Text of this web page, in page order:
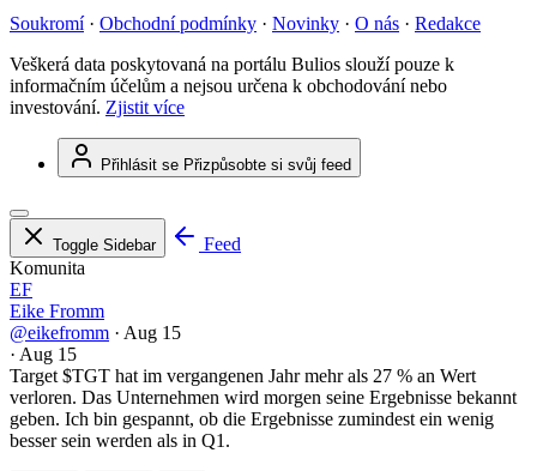
Soukromí · Obchodní podmínky · Novinky · O nás · Redakce
Veškerá data poskytovaná na portálu Bulios slouží pouze k
informačním účelům a nejsou určena k obchodování nebo
investování. Zjistit více
Přihlásit se Přizpůsobte si svůj feed
Toggle Sidebar
Feed
Komunita
EF
Eike Fromm
@eikefromm · Aug 15
· Aug 15
Target $TGT hat im vergangenen Jahr mehr als 27 % an Wert
verloren. Das Unternehmen wird morgen seine Ergebnisse bekannt
geben. Ich bin gespannt, ob die Ergebnisse zumindest ein wenig
besser sein werden als in Q1.